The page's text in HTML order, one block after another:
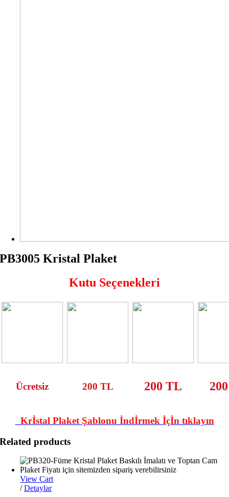
PB3005 Kristal Plaket
Kutu Seçenekleri
Ücretsiz 200 TL 200 TL
Krİstal Plaket Şablonu İndİrmek İçİn tıklayın
Related products
View Cart
/ Detaylar